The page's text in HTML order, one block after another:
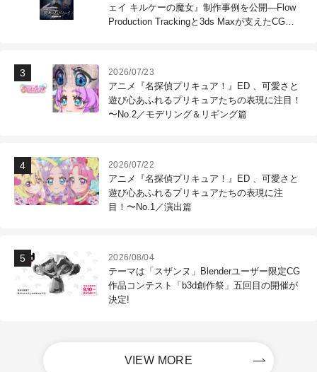
ェイ キルケーの魔女』制作事例を公開―Flow
Production Trackingと3ds Maxが支えたCG制
2026/07/23
アニメ『名探偵プリキュア！』ED 、可愛さと
遊び心あふれるプリキュアたちの表現に注目！
〜No.2／モデリング＆リギング篇
2026/07/22
アニメ『名探偵プリキュア！』ED 、可愛さと
遊び心あふれるプリキュアたちの表現に注
目！〜No.1／演出篇
2026/08/04
テーマは「スザンヌ」Blenderユーザー限定CG
作品コンテスト「b3d創作祭」五回目の開催が
決定!
VIEW MORE